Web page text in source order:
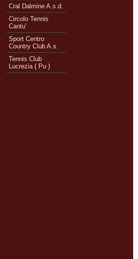
Cral Dalmine A.s.d.
Circolo Tennis
Cantu'
Sport Centro
Country Club A.s.
Tennis Club
Lucrezia ( Pu )